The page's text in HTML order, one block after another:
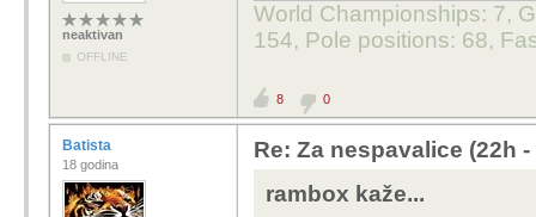
neaktivan
OFFLINE
World Championships: 7,
154, Pole positions: 68,
8 0
Batista
18 godina
Re: Za nespavalice (22h -
rambox kaže...